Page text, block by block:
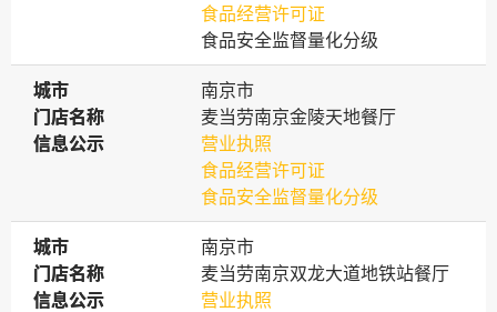
食品经营许可证
食品安全监督量化分级
城市
城市
南京市
门店名称
门店名称
麦当劳南京金陵天地餐厅
信息公示
信息公示
营业执照
食品经营许可证
食品安全监督量化分级
城市
城市
南京市
门店名称
门店名称
麦当劳南京双龙大道地铁站餐厅
信息公示
信息公示
营业执照